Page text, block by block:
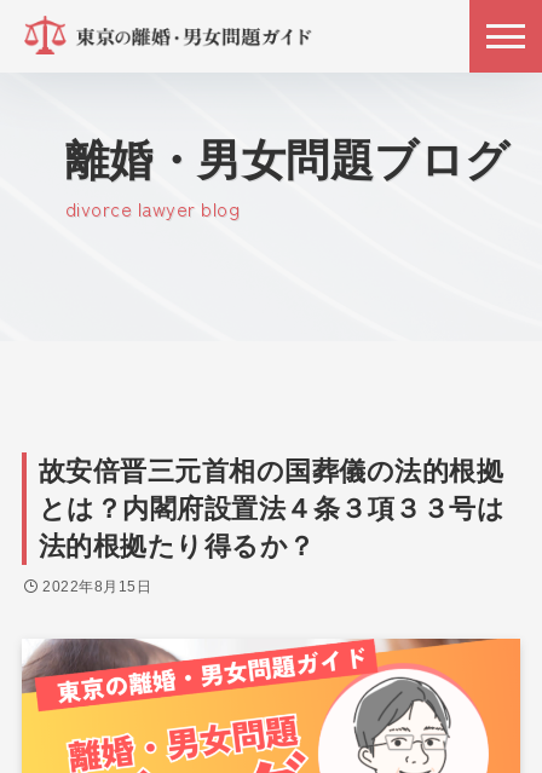
離婚・男女問題ブログ
divorce lawyer blog
故安倍晋三元首相の国葬儀の法的根拠
とは？内閣府設置法４条３項３３号は
法的根拠たり得るか？
2022年8月15日